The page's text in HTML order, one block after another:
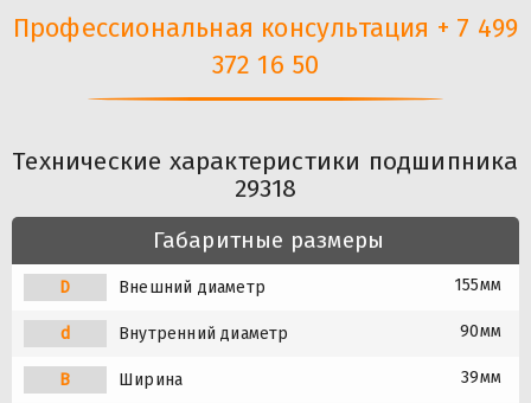
Профессиональная консультация + 7 499
372 16 50
Технические характеристики подшипника
29318
Габаритные размеры
D Внешний диаметр 155мм
d Внутренний диаметр 90мм
B Ширина 39мм